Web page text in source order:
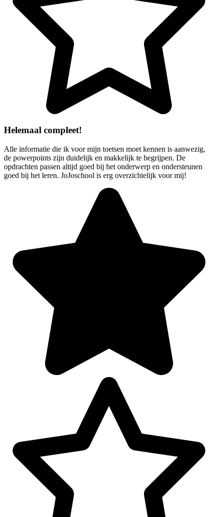
Helemaal compleet!
Alle informatie die ik voor mijn toetsen moet kennen is aanwezig,
de powerpoints zijn duidelijk en makkelijk te begrijpen. De
opdrachten passen altijd goed bij het onderwerp en ondersteunen
goed bij het leren. JoJoschool is erg overzichtelijk voor mij!